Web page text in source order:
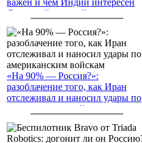
Северный морской путь
«На 90% — Россия?»:
разоблачение того, как Иран
отслеживал и наносил удары по
американским войскам